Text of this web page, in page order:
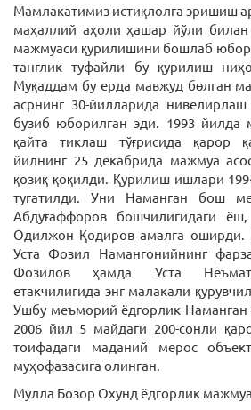
Мамлакатимиз истиқлолга эришиш
маҳаллий аҳоли ҳашар йўли
мажмуаси қурилишини бошлаб
танглик туфайли бу қурилиш
Муқаддам бу ерда мавжуд бөлган
асрнинг 30-йилларида нивелирлаш
бузиб юборилган эди. 1993
қайта тиклаш тўғрисида қарор
йилнинг 25 декабрида мажмуа
қозиқ қоқилди. Қурилиш ишлари
тугатилди. Уни Наманган бош
Абдуғаффоров бошчилигидаги
Одилжон Қодиров амалга оширди.
Уста Фозил Намангонийнинг
Фозилов ҳамда Уста
етакчилигида энг малакали
Ушбу меъморий ёдгорлик Наманган
2006 йил 5 майдаги 200-сонли
тоифадаги маданий мерос
муҳофазасига олинган.
Мулла Бозор Охунд ёдгорлик